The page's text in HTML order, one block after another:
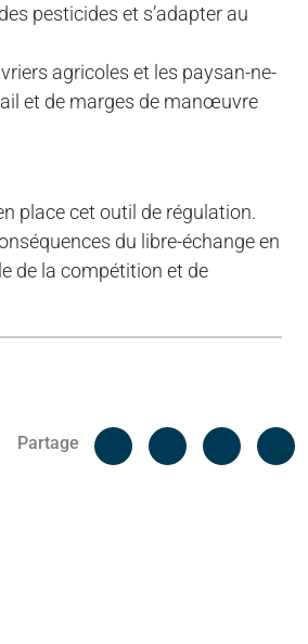
pesticides et s’adapter au
agricoles et les paysan-ne-
et de marges de manœuvre
place cet outil de régulation.
du libre-échange en
de la compétition et de
Partage
Facebook